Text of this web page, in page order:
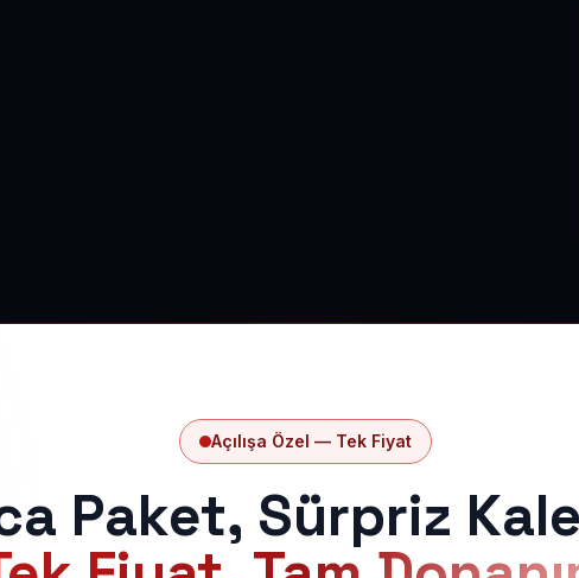
Açılışa Özel — Tek Fiyat
Paket, Sürpriz